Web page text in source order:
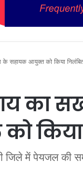
के सहायक आयुक्त को किया
का
जिले में पेयजल की